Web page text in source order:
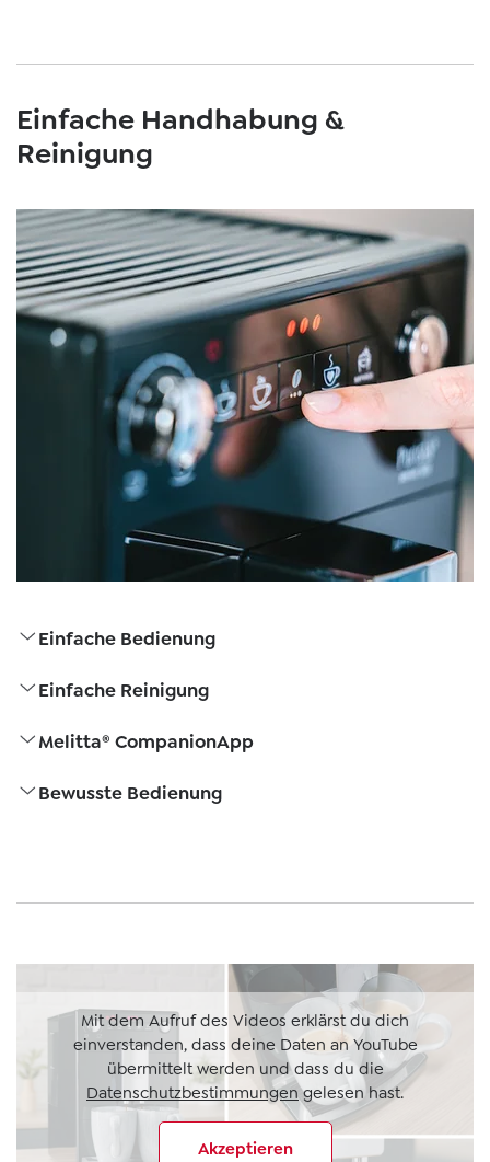
Einfache Handhabung &
Reinigung
Einfache Bedienung
Einfache Reinigung
Melitta® CompanionApp
Bewusste Bedienung
Mit dem Aufruf des Videos erklärst du dich
einverstanden, dass deine Daten an YouTube
übermittelt werden und dass du die
Datenschutzbestimmungengelesen hast.
Akzeptieren